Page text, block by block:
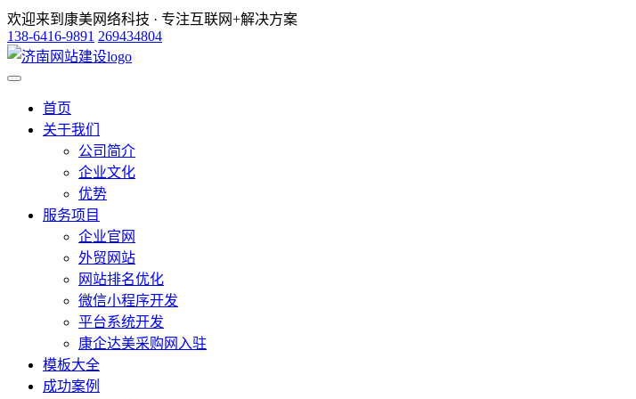
欢迎来到康美网络科技 · 专注互联网+解决方案
138-6416-9891 269434804
首页
关于我们
公司简介
企业文化
优势
服务项目
企业官网
外贸网站
网站排名优化
微信小程序开发
平台系统开发
康企达美采购网入驻
模板大全
成功案例